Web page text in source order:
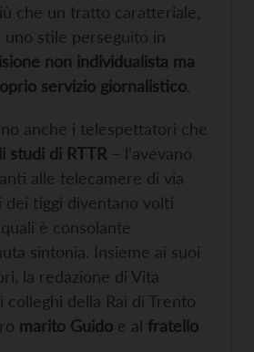
che un tratto caratteriale,
stile perseguito in
non individualista ma
servizio giornalistico.
anche i telespettatori che
studi di RTTR – l’avevano
alle telecamere di via
tiggì diventano volti
è consolante
sintonia. Insieme ai suoi
la redazione di Vita
colleghi della Rai di Trento
marito Guido e al fratello